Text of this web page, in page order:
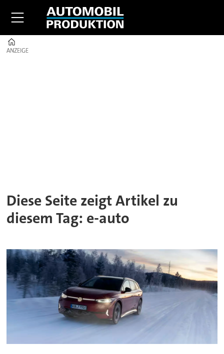
ANZEIGE
ANZEIGE
Diese Seite zeigt Artikel zu
diesem Tag: e-auto